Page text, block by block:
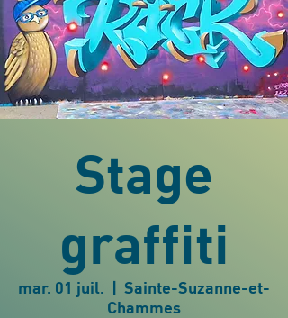
Stage
graffiti
mar. 01 juil.
  |
Sainte-Suzanne-et-
Chammes